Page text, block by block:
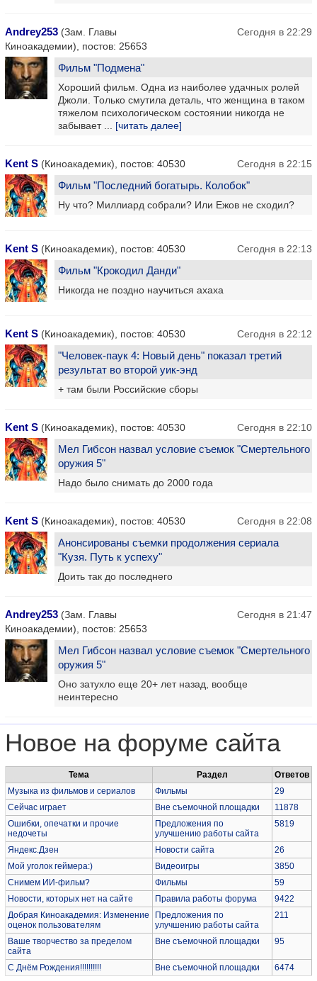
Andrey253 (Зам. Главы
Киноакадемии), постов: 25653
Сегодня в 22:29
Фильм "Подмена"
Хороший фильм. Одна из наиболее удачных ролей
Джоли. Только смутила деталь, что женщина в таком
тяжелом психологическом состоянии никогда не
забывает ... [читать далее]
Kent S (Киноакадемик), постов: 40530 Сегодня в 22:15
Фильм "Последний богатырь. Колобок"
Ну что? Миллиард собрали? Или Ежов не сходил?
Kent S (Киноакадемик), постов: 40530 Сегодня в 22:13
Фильм "Крокодил Данди"
Никогда не поздно научиться ахаха
Kent S (Киноакадемик), постов: 40530 Сегодня в 22:12
"Человек-паук 4: Новый день" показал третий
результат во второй уик-энд
+ там были Российские сборы
Kent S (Киноакадемик), постов: 40530 Сегодня в 22:10
Мел Гибсон назвал условие съемок "Смертельного
оружия 5"
Надо было снимать до 2000 года
Kent S (Киноакадемик), постов: 40530 Сегодня в 22:08
Анонсированы съемки продолжения сериала
"Кузя. Путь к успеху"
Доить так до последнего
Andrey253 (Зам. Главы
Киноакадемии), постов: 25653
Сегодня в 21:47
Мел Гибсон назвал условие съемок "Смертельного
оружия 5"
Оно затухло еще 20+ лет назад, вообще
неинтересно
Новое на форуме сайта
Тема Раздел
Ответов
Музыка из фильмов и сериалов
Фильмы
29
Сейчас играет
Вне съемочной площадки
11878
Ошибки, опечатки и прочие
недочеты
Предложения по
улучшению работы сайта
5819
Яндекс.Дзен Новости сайта
26
Мой уголок геймера:)
Видеоигры
3850
Снимем ИИ-фильм?
Фильмы
59
Новости, которых нет на сайте
Правила работы форума
9422
Добрая Киноакадемия: Изменение
оценок пользователям
Предложения по
улучшению работы сайта
211
Ваше творчество за пределом
сайта
Вне съемочной площадки 95
С Днём Рождения!!!!!!!!!! Вне съемочной площадки 6474